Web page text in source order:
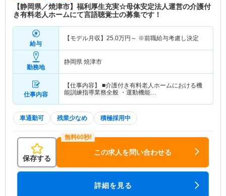
【静岡県／焼津市】福利厚生充実☆母体安定法人運営の介護付
き有料老人ホームにて言語聴覚士の募集です！
給与
【モデル月収】 25.0万円～ ※前職給与考慮し決定
勤務地
静岡県 焼津市
仕事内容
【仕事内容】 ■介護付き有料老人ホームにおける機
能訓練指導業務全般 ・運動機能…
車通勤可 残業少なめ 積極採用中
保存する
この求人を問い合わせる
詳細を見る